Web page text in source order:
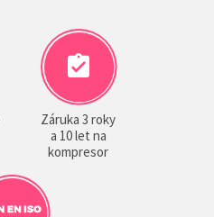
Záruka 3 roky
a 10 let na
kompresor